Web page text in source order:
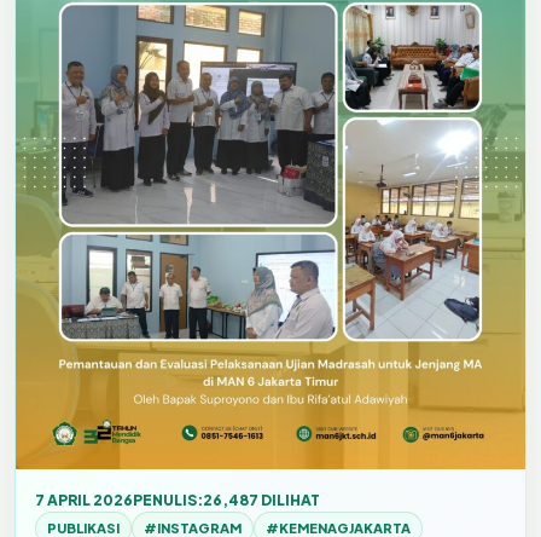
7 APRIL 2026PENULIS:26,487 DILIHAT
PUBLIKASI #INSTAGRAM #KEMENAGJAKARTA